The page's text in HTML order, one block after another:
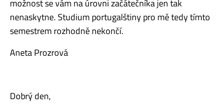
možnost se vám na úrovni začátečníka jen tak
nenaskytne. Studium portugalštiny pro mě tedy tímto
semestrem rozhodně nekončí.
Aneta Prozrová
Dobrý den,